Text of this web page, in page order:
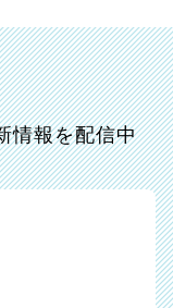
情報を配信中